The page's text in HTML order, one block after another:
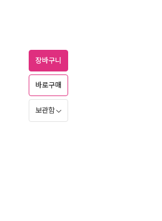
장바구니
바로구매
보관함